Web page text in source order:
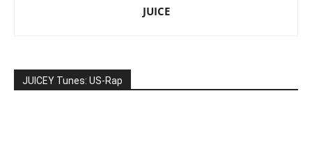
JUICE
JUICEY Tunes: US-Rap